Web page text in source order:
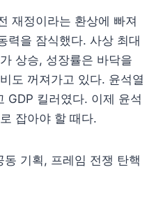
재정이라는 환상에 빠져
력을 잠식했다. 사상 최대
상승, 성장률은 바닥을
도 꺼져가고 있다. 윤석열
GDP 킬러였다. 이제 윤석
잡아야 할 때다.
기획, 프레임 전쟁 탄핵